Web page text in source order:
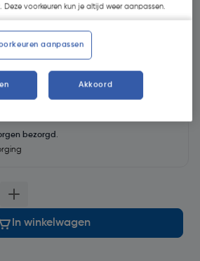
€ 4,18
bezorgd .
In winkelwagen
voorkeuren kun je altijd weer aanpassen.
aanpassen
Akkoord